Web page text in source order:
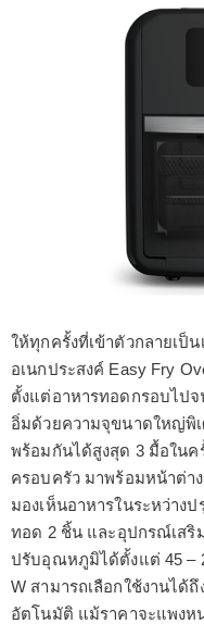
ให้ทุกครั้งที่เข้าตัวกลายเป็
อเนกประสงค์ Easy Fry
ตั้งแต่อาหารทอดกรอบไปจ
อิ่มด้วยความจุขนาดใหญ่พิเ
พร้อมกันได้สูงสุด 3 มื้อใน
ครอบครัว มาพร้อมหน้าต่า
มองเห็นอาหารในระหว่าง
ทอด 2 ชิ้น และอุปกรณ์เสริ
ปรับอุณหภูมิได้ตั้งแต่ 45 –
W สามารถเลือกใช้งานได้
อัตโนมัติ แม้ราคาจะแพง